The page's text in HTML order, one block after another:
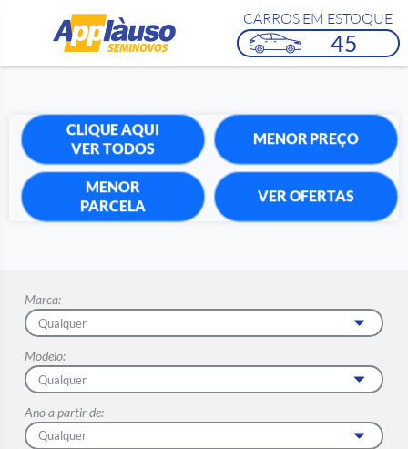
CARROS EM ESTOQUE
45
CLIQUE AQUI
VER TODOS
MENOR PREÇO
MENOR
PARCELA
VER OFERTAS
Marca:
Modelo:
Ano a partir de: